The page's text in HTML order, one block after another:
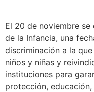
El 20 de noviembre
de la Infancia, una
discriminación a la
niños y niñas y
instituciones para
protección,